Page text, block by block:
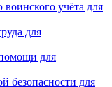
учёта для
для
для
безопасности для